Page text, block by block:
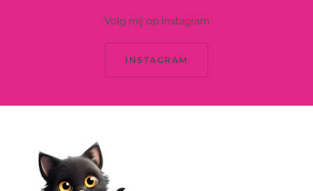
Volg mij op Instagram
INSTAGRAM